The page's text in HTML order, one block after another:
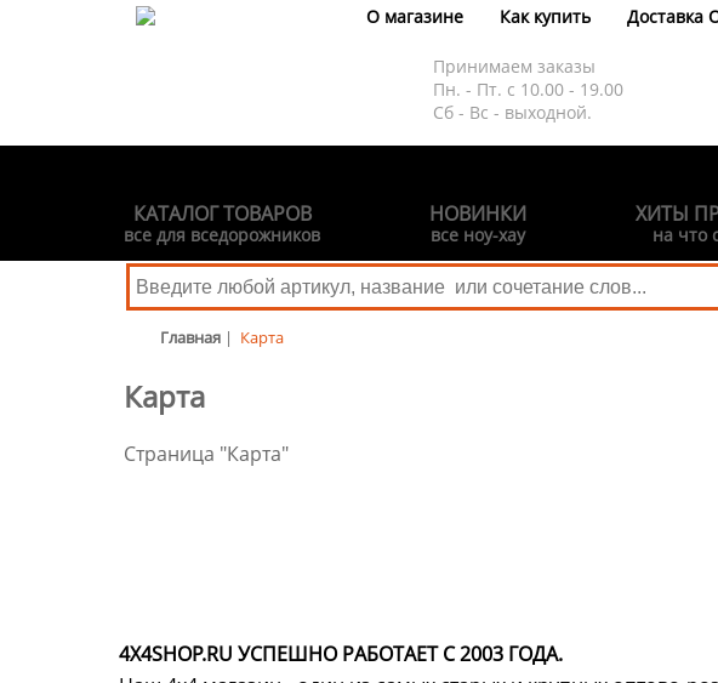
О магазине Как купить Доставка
Принимаем заказы
Пн. - Пт. с 10.00 - 19.00
Сб - Вс - выходной.
КАТАЛОГ ТОВАРОВ
все для вседорожников
НОВИНКИ
все ноу-хау
ХИТЫ
на что
Главная | Карта
Карта
Страница "Карта"
4X4SHOP.RU УСПЕШНО РАБОТАЕТ С 2003 ГОДА.